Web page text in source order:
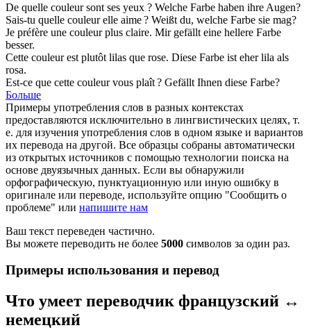
De quelle couleursont ses yeux ? Welche Farbe haben ihre Augen?
Sais-tu quelle couleurelle aime ? Weißt du, welche Farbe sie mag?
Je préfère une couleurplus claire. Mir gefällt eine hellere Farbe
besser.
Cette couleurest plutôt lilas que rose. Diese Farbe ist eher lila als
rosa.
Est-ce que cette couleurvous plaît ? Gefällt Ihnen diese Farbe?
Больше
Примеры употребления слов в разных контекстах
предоставляются исключительно в лингвистических целях, т.
е. для изучения употребления слов в одном языке и вариантов
их перевода на другой. Все образцы собраны автоматически
из открытых источников с помощью технологии поиска на
основе двуязычных данных. Если вы обнаружили
орфографическую, пунктуационную или иную ошибку в
оригинале или переводе, используйте опцию "Сообщить о
проблеме" или напишите нам
Ваш текст переведен частично.
Вы можете переводить не более 5000 символов за один раз.
Примеры использования и перевод
Что умеет переводчик французский ↔
немецкий